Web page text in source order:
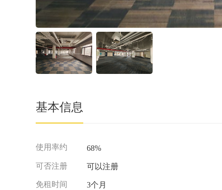
基本信息
使用率约 68%
可否注册 可以注册
免租时间 3个月